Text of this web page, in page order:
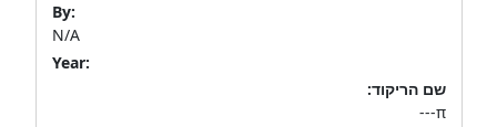
By:
N/A
Year:
שם הריקוד:
π---